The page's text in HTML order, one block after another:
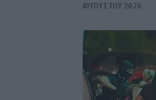
ΑΥΓΟΎΣΤΟΥ 2026